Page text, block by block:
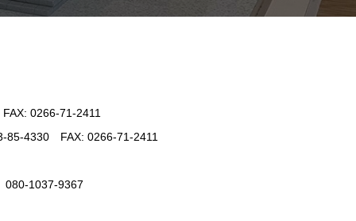
0266-71-2411
85-4330 FAX: 0266-71-2411
1037-9367